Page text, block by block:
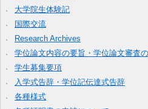
大学院生体験記
国際交流
Research Archives
学位論文内容の要旨・学位論文審査
学生募集要項
入学式告辞・学位記伝達式告辞
各種様式